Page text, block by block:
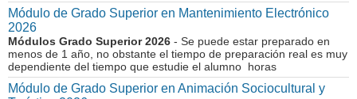
Módulo de Grado Superior en Mantenimiento Electrónico
2026
Módulos Grado Superior 2026 - Se puede estar preparado en
menos de 1 año, no obstante el tiempo de preparación real es muy
dependiente del tiempo que estudie el alumno horas
Módulo de Grado Superior en Animación Sociocultural y